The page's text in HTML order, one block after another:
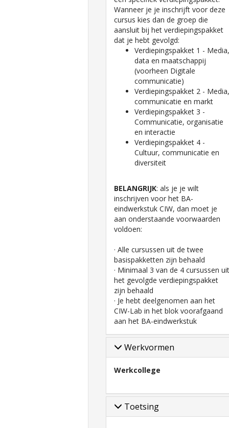
Wanneer je je inschrijft voor deze
cursus kies dan de groep die
aansluit bij het verdiepingspakket
dat je hebt gevolgd:
Verdiepingspakket 1 - Media,
data en maatschappij
(voorheen Digitale
communicatie)
Verdiepingspakket 2 - Media,
communicatie en markt
Verdiepingspakket 3 -
Communicatie, organisatie
en interactie
Verdiepingspakket 4 -
Cultuur, communicatie en
diversiteit
BELANGRIJK: als je je wilt
inschrijven voor het BA-
eindwerkstuk CIW, dan moet je
aan onderstaande voorwaarden
voldoen:
· Alle cursussen uit de twee
basispakketten zijn behaald
· Minimaal 3 van de 4 cursussen uit
het gevolgde verdiepingspakket
zijn behaald
· Je hebt deelgenomen aan het
CIW-Lab in het blok voorafgaand
aan het BA-eindwerkstuk
Werkvormen
Werkcollege
Toetsing